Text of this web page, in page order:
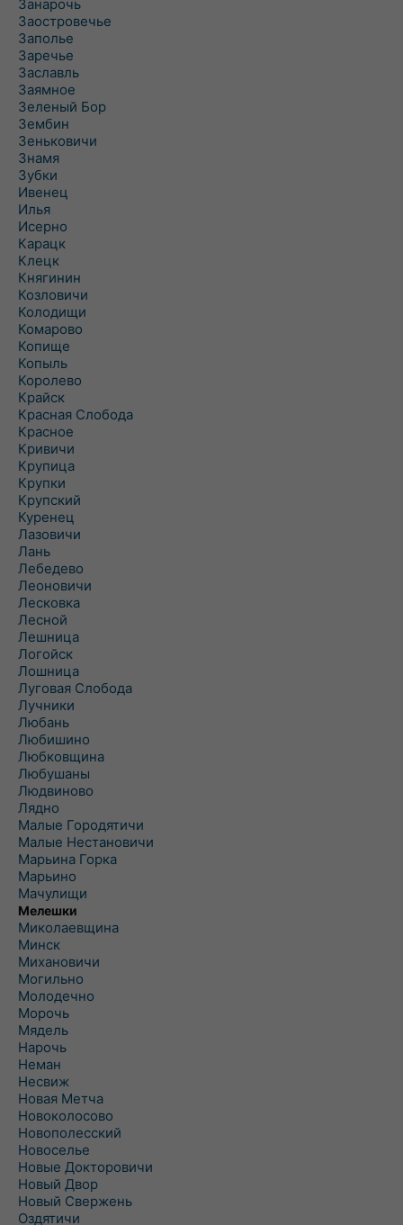
Занарочь
Заостровечье
Заполье
Заречье
Заславль
Заямное
Зеленый Бор
Зембин
Зеньковичи
Знамя
Зубки
Ивенец
Илья
Исерно
Карацк
Клецк
Княгинин
Козловичи
Колодищи
Комарово
Копище
Копыль
Королево
Крайск
Красная Слобода
Красное
Кривичи
Крупица
Крупки
Крупский
Куренец
Лазовичи
Лань
Лебедево
Леоновичи
Лесковка
Лесной
Лешница
Логойск
Лошница
Луговая Слобода
Лучники
Любань
Любишино
Любковщина
Любушаны
Людвиново
Лядно
Малые Городятичи
Малые Нестановичи
Марьина Горка
Марьино
Мачулищи
Мелешки
Миколаевщина
Минск
Михановичи
Могильно
Молодечно
Морочь
Мядель
Нарочь
Неман
Несвиж
Новая Метча
Новоколосово
Новополесский
Новоселье
Новые Докторовичи
Новый Двор
Новый Свержень
Оздятичи